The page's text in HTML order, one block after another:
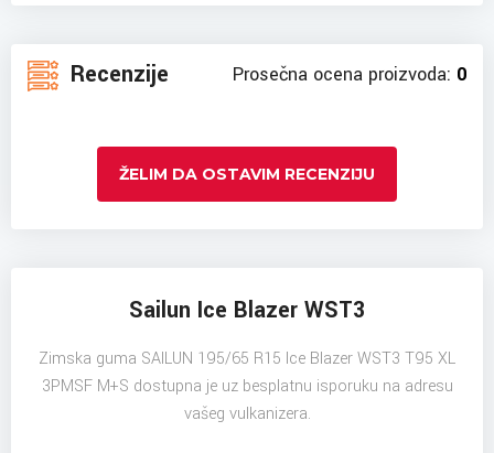
Recenzije Prosečna ocena proizvoda: 0
ŽELIM DA OSTAVIM RECENZIJU
Sailun Ice Blazer WST3
Zimska guma SAILUN 195/65 R15 Ice Blazer WST3 T95 XL
3PMSF M+S dostupna je uz besplatnu isporuku na adresu
vašeg vulkanizera.